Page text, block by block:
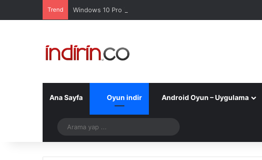
Trend Windows 10 Pro indir – Türkçe – Güncel 2025
Ana Sayfa Oyun indir Android Oyun – Uygulama
Telegram
yap